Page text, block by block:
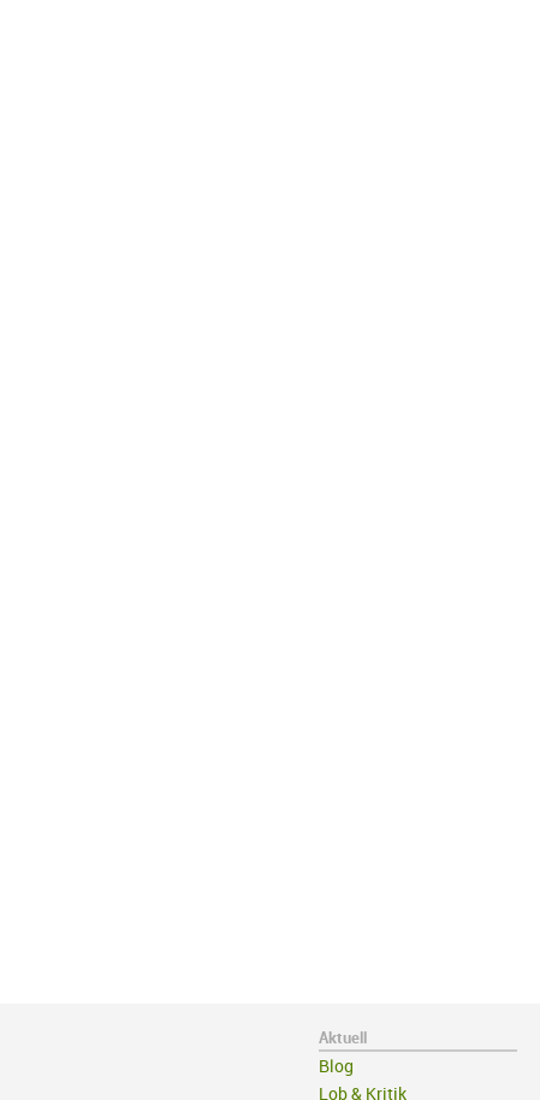
Aktuell
Blog
Lob & Kritik